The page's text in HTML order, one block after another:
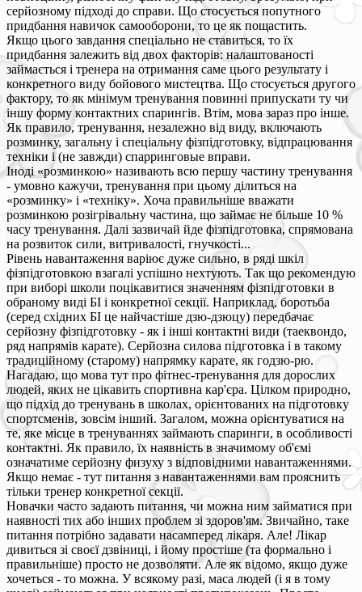
серйозному підході до справи. Що стосується попутного
придбання навичок самооборони, то це як пощастить.
Якщо цього завдання спеціально не ставиться, то їх
придбання залежить від двох факторів: налаштованості
займається і тренера на отримання саме цього результату і
конкретного виду бойового мистецтва. Що стосується другого
фактору, то як мінімум тренування повинні припускати ту чи
іншу форму контактних спарингів. Втім, мова зараз про інше.
Як правило, тренування, незалежно від виду, включають
розминку, загальну і спеціальну фізпідготовку, відпрацювання
техніки і (не завжди) спарринговые вправи.
Іноді «розминкою» називають всю першу частину тренування
- умовно кажучи, тренування при цьому ділиться на
«розминку» і «техніку». Хоча правильніше вважати
розминкою розігрівальну частина, що займає не більше 10 %
часу тренування. Далі зазвичай йде фізпідготовка, спрямована
на розвиток сили, витривалості, гнучкості...
Рівень навантаження варіює дуже сильно, в ряді шкіл
фізпідготовкою взагалі успішно нехтують. Так що рекомендую
при виборі школи поцікавитися значенням фізпідготовки в
обраному виді БІ і конкретної секції. Наприклад, боротьба
(серед східних БІ це найчастіше дзю-дзюцу) передбачає
серйозну фізпідготовку - як і інші контактні види (таеквондо,
ряд напрямів карате). Серйозна силова підготовка і в такому
традиційному (старому) напрямку карате, як годзю-рю.
Нагадаю, що мова тут про фітнес-тренування для дорослих
людей, яких не цікавить спортивна кар'єра. Цілком природно,
що підхід до тренувань в школах, орієнтованих на підготовку
спортсменів, зовсім інший. Загалом, можна орієнтуватися на
те, яке місце в тренуваннях займають спаринги, в особливості
контактні. Як правило, їх наявність в значимому об'ємі
означатиме серйозну физуху з відповідними навантаженнями.
Якщо немає - тут питання з навантаженнями вам прояснить
тільки тренер конкретної секції.
Новачки часто задають питання, чи можна ним займатися при
наявності тих або інших проблем зі здоров'ям. Звичайно, таке
питання потрібно задавати насамперед лікаря. Але! Лікар
дивиться зі своєї дзвіниці, і йому простіше (та формально і
правильніше) просто не дозволяти. Але як відомо, якщо дуже
хочеться - то можна. У всякому разі, маса людей (і я в тому